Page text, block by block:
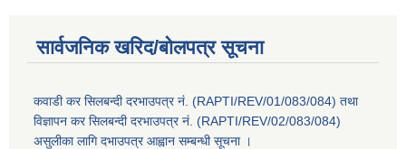
सार्वजनिक खरिद/बोलपत्र सूचना
कवाडी कर सिलबन्दी दरभाउपत्र नं. (RAPTI/REV/01/083/084) तथा
विज्ञापन कर सिलबन्दी दरभाउपत्र नं. (RAPTI/REV/02/083/084)
असुलीका लागि दभाउपत्र आह्वान सम्बन्धी सूचना ।